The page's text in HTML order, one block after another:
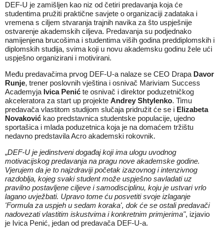
DEF-U je zamišljen kao niz od četiri predavanja koja će
studentima pružiti praktične savjete o organizaciji zadataka i
vremena s ciljem stvaranja trajnih navika za što uspješnije
ostvarenje akademskih ciljeva. Predavanja su podjednako
namijenjena brucošima i studentima viših godina preddiplomskih i
diplomskih studija, svima koji u novu akademsku godinu žele ući
uspješno organizirani i motivirani.
Među predavačima prvog DEF-U-a nalaze se CEO Drapa Davor
Runje, trener poslovnih vještina i osnivač Mariviam Success
Academyja Ivica Penić te osnivač i direktor poduzetničkog
akceleratora za start up projekte Andrey Shtylenko. Timu
predavača vlastitom studijom slučaja pridružit će se i Elizabeta
Novaković kao predstavnica studentske populacije, ujedno
sportašica i mlada poduzetnica koja je na domaćem tržištu
nedavno predstavila Acro akademski rokovnik.
„DEF-U je jedinstveni događaj koji ima ulogu uvodnog
motivacijskog predavanja na pragu nove akademske godine.
Vjerujem da je to najzdraviji početak izazovnog i intenzivnog
razdoblja, kojeg svaki student može uspješno savladati uz
pravilno postavljene ciljeve i samodisciplinu, koju je ustvari vrlo
lagano uvježbati. Upravo tome ću posvetiti svoje izlaganje
'Formula za uspjeh u sedam koraka', dok će se ostali predavači
nadovezati vlastitim iskustvima i konkretnim primjerima", izjavio
je Ivica Penić, jedan od predavača DEF-U-a.